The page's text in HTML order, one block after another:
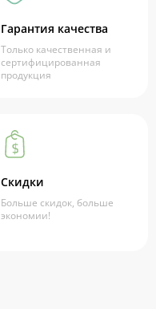
Гарантия качества
Только качественная и
сертифицированная
продукция
Скидки
Больше скидок, больше
экономии!